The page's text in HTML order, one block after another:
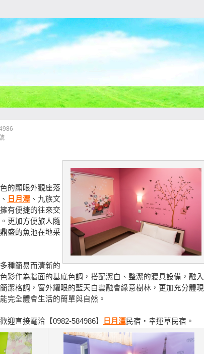
的顯眼外觀座落
日月潭、九族文
有便捷的往來交
更加方便旅人隨
盛的魚池在地采
種簡易而清新的
彩作為牆面的基底色調，搭配潔白、整潔的寢具設備，融入
潔格調，窗外耀眼的藍天白雲融會綠意樹林，更加充分體現
完全體會生活的簡單與自然。
迎直接電洽【0982-584986】 日月潭民宿‧幸運草民宿。